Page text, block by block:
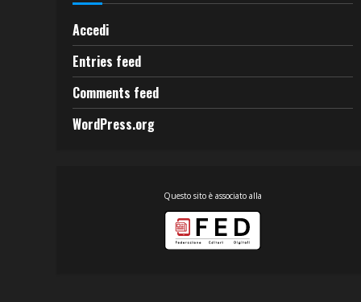
Accedi
Entries feed
Comments feed
WordPress.org
Questo sito è associato alla